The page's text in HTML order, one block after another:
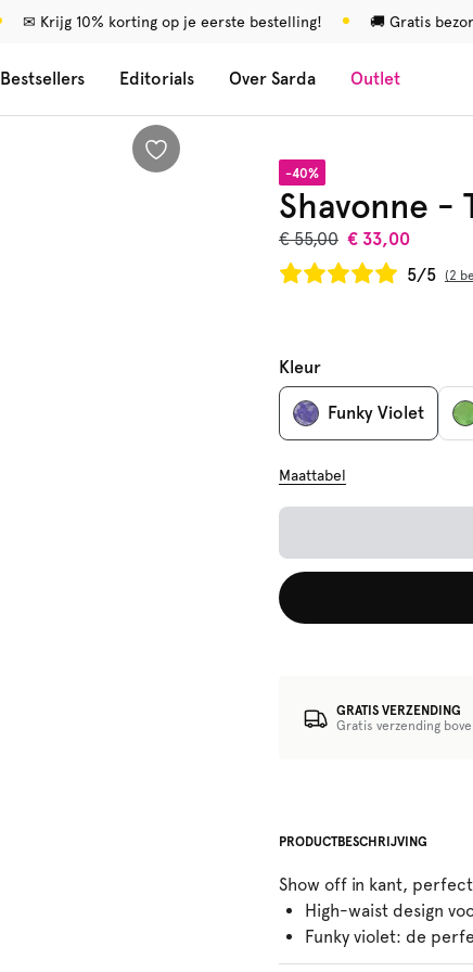
✉ Krijg 10% korting op je eerste bestelling! 🚚 Gratis
Bestsellers Editorials Over Sarda Outlet
-40%
Shavonne -
€ 55,00 € 33,00
5/5
2
Kleur
Funky Violet
Maattabel
GRATIS VERZENDING
Gratis verzending
PRODUCTBESCHRIJVING
Show off in kant,
High-waist design
Funky violet: de